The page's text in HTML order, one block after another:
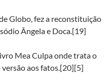
Globo, fez a reconstituição
Ângela e Doca.[19]
Mea Culpa onde trata o
aos fatos.[20][5]